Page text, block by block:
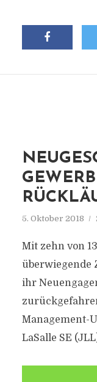
5. Oktober 2018
Mit zehn von
überwiegende
ihr
Management-
LaSalle SE